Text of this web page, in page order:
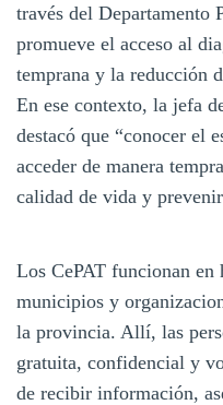
través del Departamento
promueve el acceso al
temprana y la reducción
En ese contexto, la jefa
destacó que “conocer el
acceder de manera
calidad de vida y
Los CePAT funcionan en
municipios y
la provincia. Allí, las
gratuita, confidencial y
de recibir información,